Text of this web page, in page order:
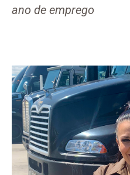
ano de emprego